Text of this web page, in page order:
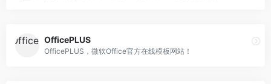
OfficePLUS
OfficePLUS，微软Office官方在线模板网站！